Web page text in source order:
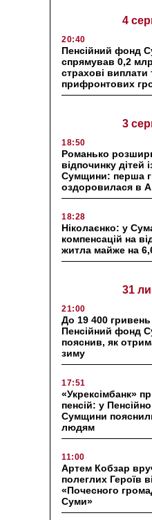
4
20:40
Пенсійний фонд
спрямував 0,2
страхові виплати
прифронтових
3
18:50
Романько
відпочинку дітей
Сумщини: перша
оздоровилася в
18:28
Ніколаєнко: у
компенсацій на
житла майже на
31
21:00
До 19 400
Пенсійний фонд
пояснив, як
зиму
17:51
«Укрексімбанк»
пенсій: у
Сумщини
людям
11:00
Артем Кобзар
полеглих Героїв
«Почесного
Суми»